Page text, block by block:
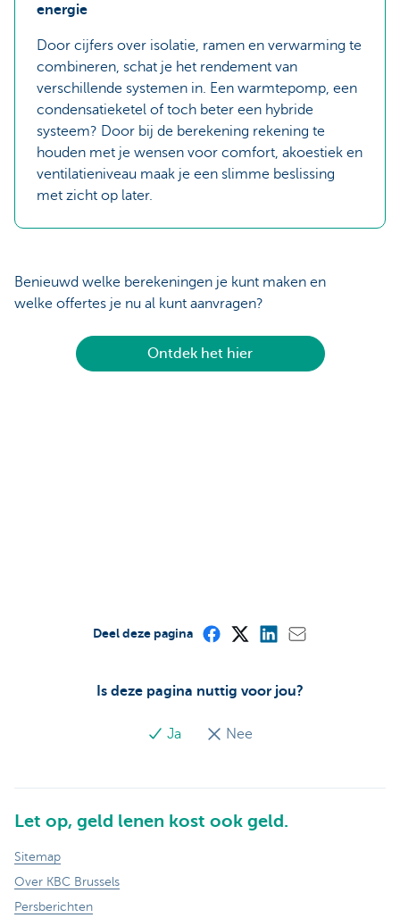
energie
Door cijfers over isolatie, ramen en verwarming te
combineren, schat je het rendement van
verschillende systemen in. Een warmtepomp, een
condensatieketel of toch beter een hybride
systeem? Door bij de berekening rekening te
houden met je wensen voor comfort, akoestiek en
ventilatieniveau maak je een slimme beslissing
met zicht op later.
Benieuwd welke berekeningen je kunt maken en
welke offertes je nu al kunt aanvragen?
Ontdek het hier
Is deze pagina nuttig voor jou?
Ja Nee
Deel deze pagina
Let op, geld lenen kost ook geld.
Sitemap
Over KBC Brussels
Persberichten